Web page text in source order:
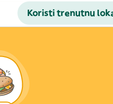
Koristi trenutnu